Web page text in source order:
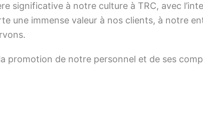
significative à notre culture à TRC, avec
une immense valeur à nos clients, à notre
promotion de notre personnel et de ses